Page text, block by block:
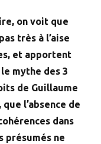
on voit que
très à l’aise
et apportent
mythe des 3
de Guillaume
l’absence de
dans
présumés ne